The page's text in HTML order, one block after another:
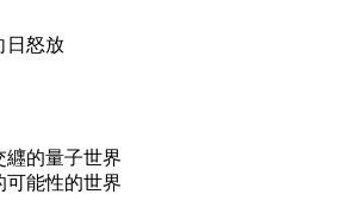
日怒放
纒的量子世界
可能性的世界